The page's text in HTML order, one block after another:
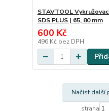
STAVTOOL
SDS PLUS | 65, 80 mm
600 Kč
496 Kč bez DPH
Načíst další
strana